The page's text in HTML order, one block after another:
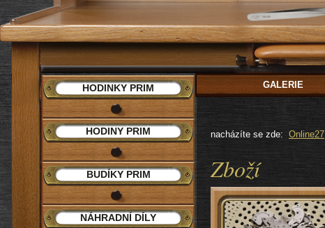
nacházíte se zde: Online27
Zboží
GALERIE
HODINKY PRIM
HODINY PRIM
BUDÍKY PRIM
NÁHRADNÍ DÍLY